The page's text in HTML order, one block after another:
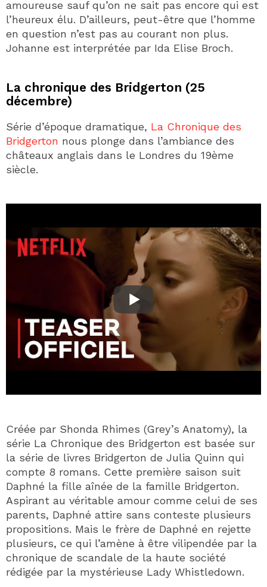
amoureuse sauf qu’on ne sait pas encore qui est
l’heureux élu. D’ailleurs, peut-être que l’homme
en question n’est pas au courant non plus.
Johanne est interprétée par Ida Elise Broch.
La chronique des Bridgerton (25
décembre)
Série d’époque dramatique, La Chronique des
Bridgerton nous plonge dans l’ambiance des
châteaux anglais dans le Londres du 19ème
siècle.
Créée par Shonda Rhimes (Grey’s Anatomy), la
série La Chronique des Bridgerton est basée sur
la série de livres Bridgerton de Julia Quinn qui
compte 8 romans. Cette première saison suit
Daphné la fille aînée de la famille Bridgerton.
Aspirant au véritable amour comme celui de ses
parents, Daphné attire sans conteste plusieurs
propositions. Mais le frère de Daphné en rejette
plusieurs, ce qui l’amène à être vilipendée par la
chronique de scandale de la haute société
rédigée par la mystérieuse Lady Whistledown.